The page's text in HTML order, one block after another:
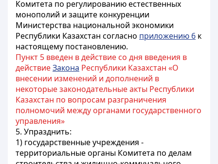
Комитета по регулированию естественных
монополий и защите конкуренции
Министерства национальной экономики
Республики Казахстан согласно приложению 6 к
настоящему постановлению.
Пункт 5 введен в действие со дня введения в
действиеЗакона Республики Казахстан «О
внесении изменений и дополнений в
некоторые законодательные акты Республики
Казахстан по вопросам разграничения
полномочий между органами государственного
управления»
5. Упразднить:
1) государственные учреждения -
территориальные органы Комитета по делам